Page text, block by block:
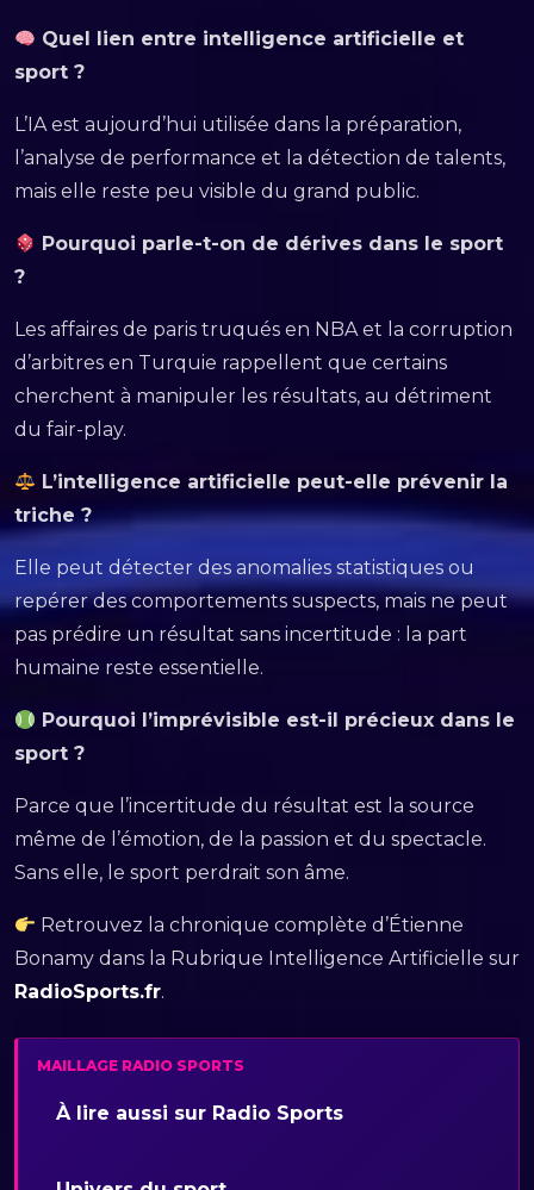
Quel lien entre intelligence artificielle et
sport ?
L’IA est aujourd’hui utilisée dans la préparation,
l’analyse de performance et la détection de talents,
mais elle reste peu visible du grand public.
Pourquoi parle-t-on de dérives dans le sport
?
Les affaires de paris truqués en NBA et la corruption
d’arbitres en Turquie rappellent que certains
cherchent à manipuler les résultats, au détriment
du fair-play.
L’intelligence artificielle peut-elle prévenir la
triche ?
Elle peut détecter des anomalies statistiques ou
repérer des comportements suspects, mais ne peut
pas prédire un résultat sans incertitude : la part
humaine reste essentielle.
Pourquoi l’imprévisible est-il précieux dans le
sport ?
Parce que l’incertitude du résultat est la source
même de l’émotion, de la passion et du spectacle.
Sans elle, le sport perdrait son âme.
Retrouvez la chronique complète d’Étienne
Bonamy dans la Rubrique Intelligence Artificielle sur
RadioSports.fr.
MAILLAGE RADIO SPORTS
À lire aussi sur Radio Sports